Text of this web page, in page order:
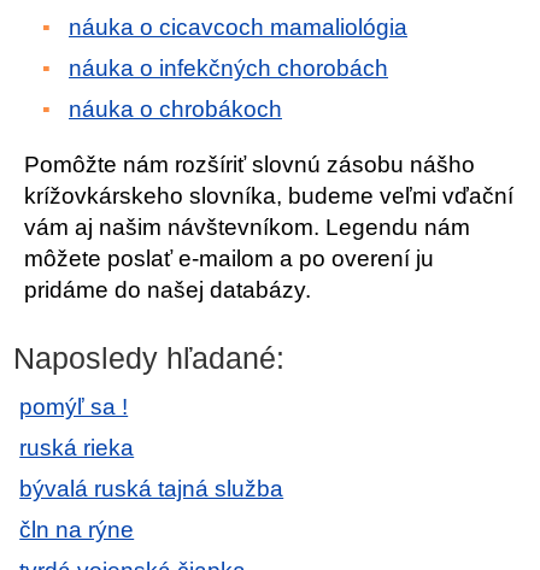
náuka o cicavcoch mamaliológia
náuka o infekčných chorobách
náuka o chrobákoch
Pomôžte nám rozšíriť slovnú zásobu nášho
krížovkárskeho slovníka, budeme veľmi vďační
vám aj našim návštevníkom. Legendu nám
môžete poslať e-mailom a po overení ju
pridáme do našej databázy.
Naposledy hľadané:
pomýľ sa !
ruská rieka
bývalá ruská tajná služba
čln na rýne